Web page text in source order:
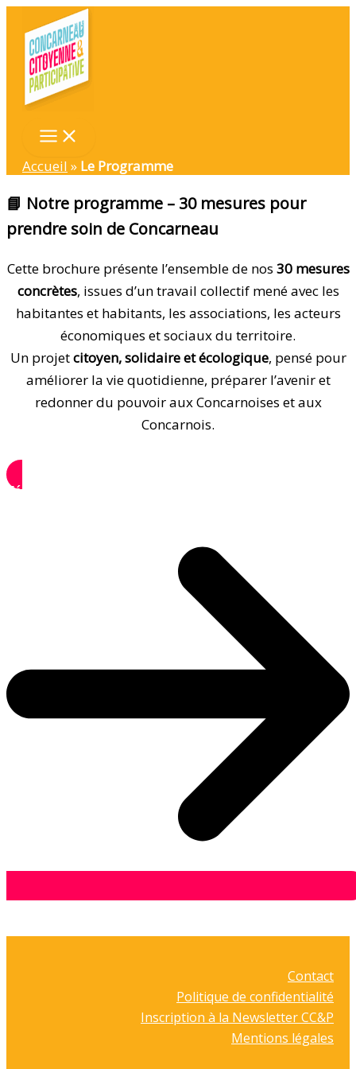
contenu
Accueil » Le Programme
📘 Notre programme – 30 mesures pour
prendre soin de Concarneau
Cette brochure présente l’ensemble de nos 30 mesures
concrètes, issues d’un travail collectif mené avec les
habitantes et habitants, les associations, les acteurs
économiques et sociaux du territoire.
Un projetcitoyen, solidaire et écologique, pensé pour
améliorer la vie quotidienne, préparer l’avenir et
redonner du pouvoir aux Concarnoises et aux
Concarnois.
Télécharger la brochure
Contact
Politique de confidentialité
Inscription à la Newsletter CC&P
Mentions légales